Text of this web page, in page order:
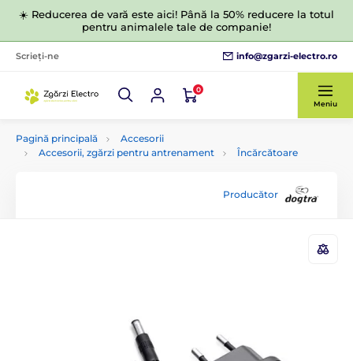
☀️ Reducerea de vară este aici! Până la 50% reducere la totul
pentru animalele tale de companie!
Scrieți-ne info@zgarzi-electro.ro
0
Meniu
Pagină principală
Accesorii
Accesorii, zgărzi pentru antrenament
Încărcătoare
Producător